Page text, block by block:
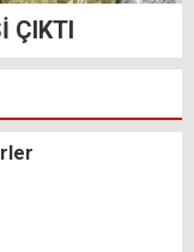
ÇIKTI